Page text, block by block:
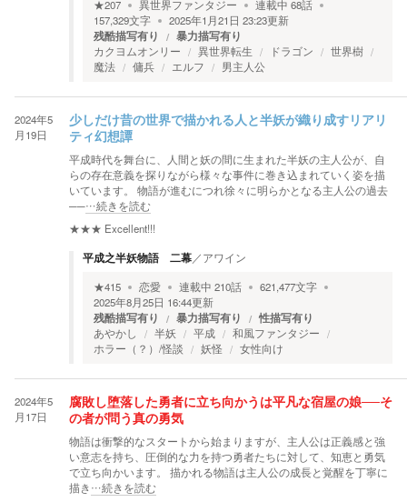
★207 異世界ファンタジー 連載中 68話
157,329文字 2025年1月21日 23:23更新
残酷描写有り 暴力描写有り
カクヨムオンリー 異世界転生 ドラゴン
世界樹
魔法
傭兵 エルフ 男主人公
2024年5
月19日
少しだけ昔の世界で描かれる人と半妖が織り成すリアリ
ティ幻想譚
平成時代を舞台に、人間と妖の間に生まれた半妖の主人公が、自
らの存在意義を探りながら様々な事件に巻き込まれていく姿を描
いています。 物語が進むにつれ徐々に明らかとなる主人公の過去
──…続きを読む
★★★ Excellent!!!
平成之半妖物語 二幕／アワイン
★415 恋愛 連載中 210話 621,477文字
2025年8月25日 16:44更新
残酷描写有り 暴力描写有り 性描写有り
あやかし 半妖 平成
和風ファンタジー
ホラー（？）/怪談
妖怪 女性向け
2024年5
月17日
腐敗し堕落した勇者に立ち向かうは平凡な宿屋の娘──そ
の者が問う真の勇気
物語は衝撃的なスタートから始まりますが、主人公は正義感と強
い意志を持ち、圧倒的な力を持つ勇者たちに対して、知恵と勇気
で立ち向かいます。 描かれる物語は主人公の成長と覚醒を丁寧に
描き…続きを読む